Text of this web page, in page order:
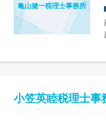
亀山健一税理士事務所
小笠英睦税理士事